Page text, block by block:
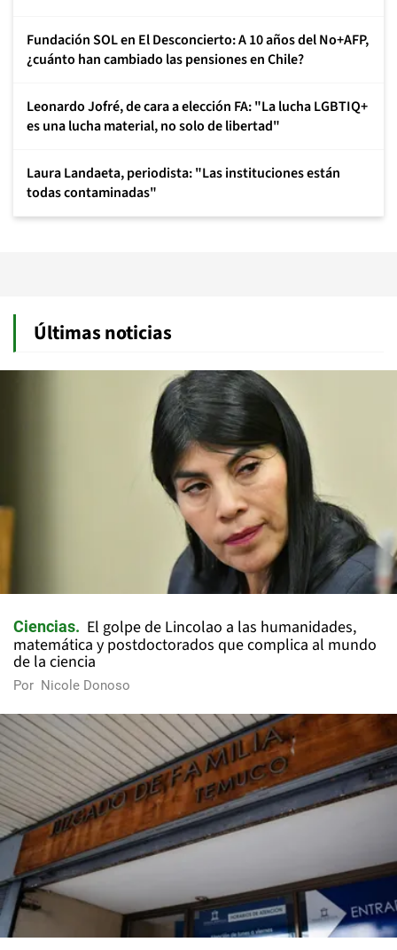
Fundación SOL en El Desconcierto: A 10 años del No+AFP,
¿cuánto han cambiado las pensiones en Chile?
Leonardo Jofré, de cara a elección FA: "La lucha LGBTIQ+
es una lucha material, no solo de libertad"
Laura Landaeta, periodista: "Las instituciones están
todas contaminadas"
Últimas noticias
Ciencias
El golpe de Lincolao a las humanidades,
matemática y postdoctorados que complica al mundo
de la ciencia
Por Nicole Donoso